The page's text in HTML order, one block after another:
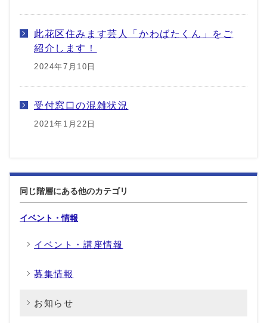
此花区住みます芸人「かわばたくん」をご
紹介します！
2024年7月10日
受付窓口の混雑状況
2021年1月22日
同じ階層にある他のカテゴリ
イベント・情報
イベント・講座情報
募集情報
お知らせ